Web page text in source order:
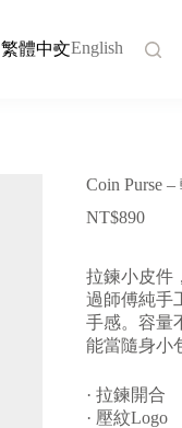
繁體中文English
Coin Purse
NT$890
拉鍊小皮件
過師傅純手
手感。容量
能當隨身小
· 拉鍊開合
· 壓紋Logo